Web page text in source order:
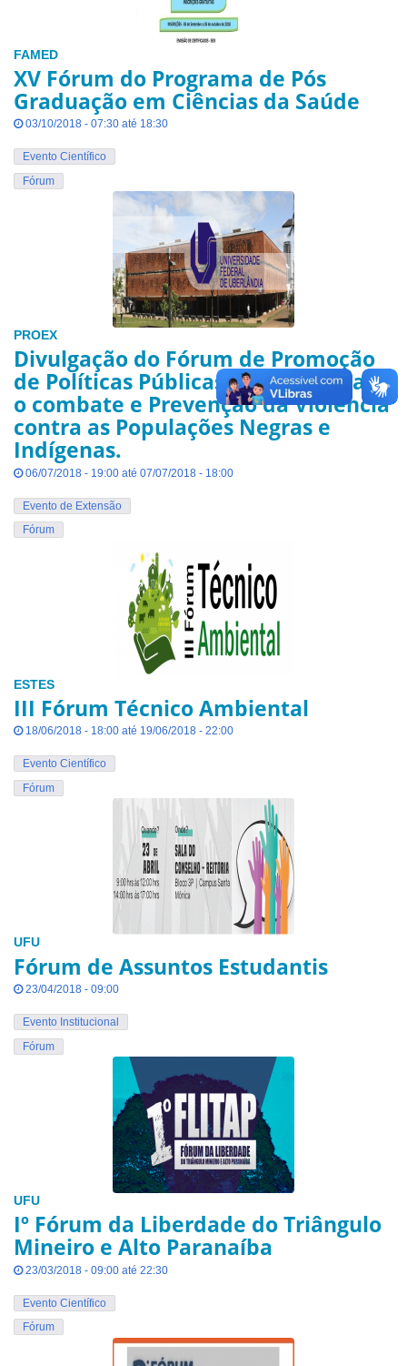
FAMED
XV Fórum do Programa de Pós
Graduação em Ciências da Saúde
03/10/2018 - 07:30 até 18:30
Evento Científico
Fórum
PROEX
Divulgação do Fórum de Promoção
de Políticas Públicas Municipal para
o combate e Prevenção da Violência
contra as Populações Negras e
Indígenas.
06/07/2018 - 19:00 até 07/07/2018 - 18:00
Evento de Extensão
Fórum
ESTES
III Fórum Técnico Ambiental
18/06/2018 - 18:00 até 19/06/2018 - 22:00
Evento Científico
Fórum
UFU
Fórum de Assuntos Estudantis
23/04/2018 - 09:00
Evento Institucional
Fórum
UFU
Iº Fórum da Liberdade do Triângulo
Mineiro e Alto Paranaíba
23/03/2018 - 09:00 até 22:30
Evento Científico
Fórum